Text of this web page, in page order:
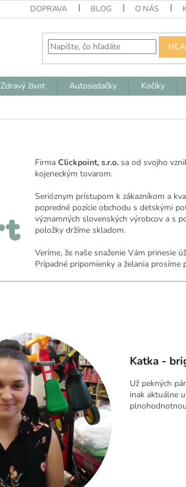
DOPRAVA BLOG O NÁS
Zdravý život Autosedačky Kočíky
Firma Clickpoint, s.r.o. sa od svojho
kojeneckým tovarom.
Serióznym prístupom k zákazníkom a
popredné pozície obchodu s detskými
významných slovenských výrobcov a s
položky držíme skladom.
Veríme, že naše snaženie Vám prinesie
Prípadné pripomienky a želania prosíme
Katka -
Už pekných
inak aktuálne